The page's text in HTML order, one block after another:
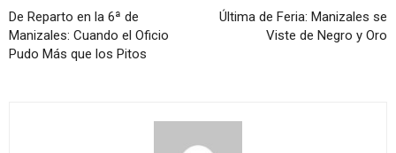
De Reparto en la 6ª de
Manizales: Cuando el Oficio
Pudo Más que los Pitos
Última de Feria: Manizales se
Viste de Negro y Oro